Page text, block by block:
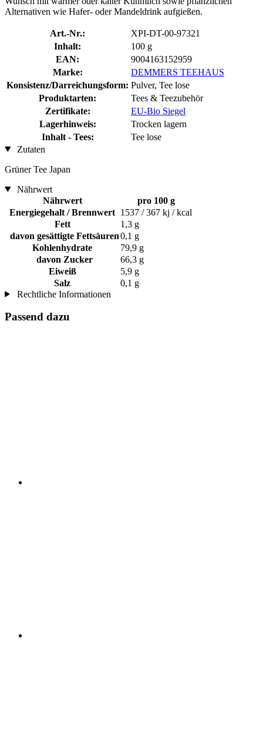
Alternativen wie Hafer- oder Mandeldrink aufgießen.
Art.-Nr.:
XPI-DT-00-97321
Inhalt:
100 g
EAN:
9004163152959
Marke:
DEMMERS TEEHAUS
Konsistenz/Darreichungsform: Pulver, Tee lose
Produktarten:
Tees & Teezubehör
Zertifikate:
EU-Bio Siegel
Lagerhinweis:
Trocken lagern
Inhalt - Tees:
Tee lose
Zutaten
Grüner Tee Japan
Nährwert
Nährwert
pro 100 g
Energiegehalt / Brennwert 1537 / 367 kj / kcal
Fett
1,3 g
davon gesättigte Fettsäuren0,1 g
Kohlenhydrate
79,9 g
davon Zucker
66,3 g
Eiweiß
5,9 g
Salz
0,1 g
Rechtliche Informationen
Passend dazu